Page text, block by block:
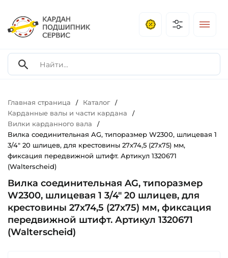
Главная страница / Каталог /
Карданные валы и части кардана /
Вилки карданного вала /
Вилка соединительная AG, типоразмер W2300, шлицевая 1
3/4" 20 шлицев, для крестовины 27х74,5 (27х75) мм,
фиксация передвижной штифт. Артикул 1320671
(Walterscheid)
Вилка соединительная AG, типоразмер
W2300, шлицевая 1 3/4" 20 шлицев, для
крестовины 27х74,5 (27х75) мм, фиксация
передвижной штифт. Артикул 1320671
(Walterscheid)